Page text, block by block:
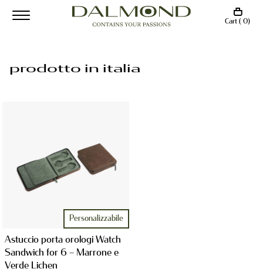
Cart ( 0)
prodotto in italia
Personalizzabile
Astuccio porta orologi Watch
Sandwich for 6 – Marrone e
Verde Lichen